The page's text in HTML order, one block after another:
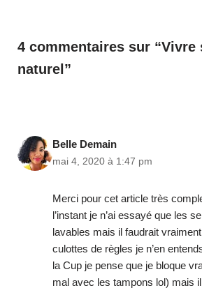
4 commentaires sur “Vivre
naturel”
Belle Demain
mai 4, 2020 à 1:47 pm
Merci pour cet article très
l’instant je n’ai essayé que les
lavables mais il faudrait
culottes de règles je n’en
la Cup je pense que je bloque
mal avec les tampons lol) mais